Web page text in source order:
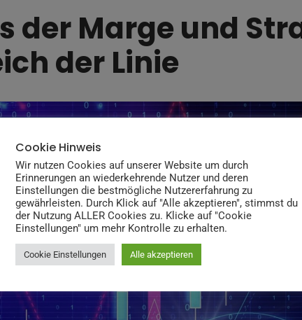
der Marge und
der Linie
Cookie Hinweis
Wir nutzen Cookies auf unserer Website um durch
Erinnerungen an wiederkehrende Nutzer und deren
Einstellungen die bestmögliche Nutzererfahrung zu
gewährleisten. Durch Klick auf "Alle akzeptieren", stimmst du
der Nutzung ALLER Cookies zu. Klicke auf "Cookie
Einstellungen" um mehr Kontrolle zu erhalten.
Cookie Einstellungen Alle akzeptieren